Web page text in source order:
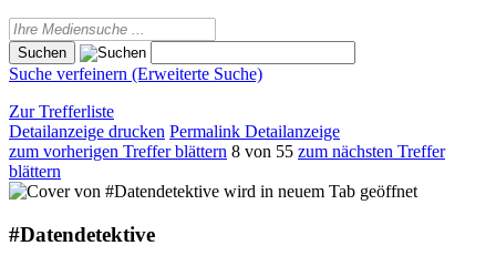
Suche verfeinern (Erweiterte Suche)
Zur Trefferliste
Detailanzeige drucken Permalink Detailanzeige
zum vorherigen Treffer blättern 8 von 55 zum nächsten Treffer
blättern
wird in neuem Tab geöffnet
#Datendetektive